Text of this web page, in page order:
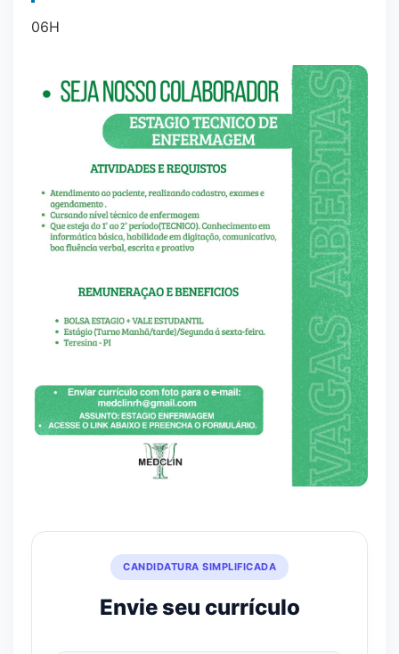
06H
CANDIDATURA SIMPLIFICADA
Envie seu currículo